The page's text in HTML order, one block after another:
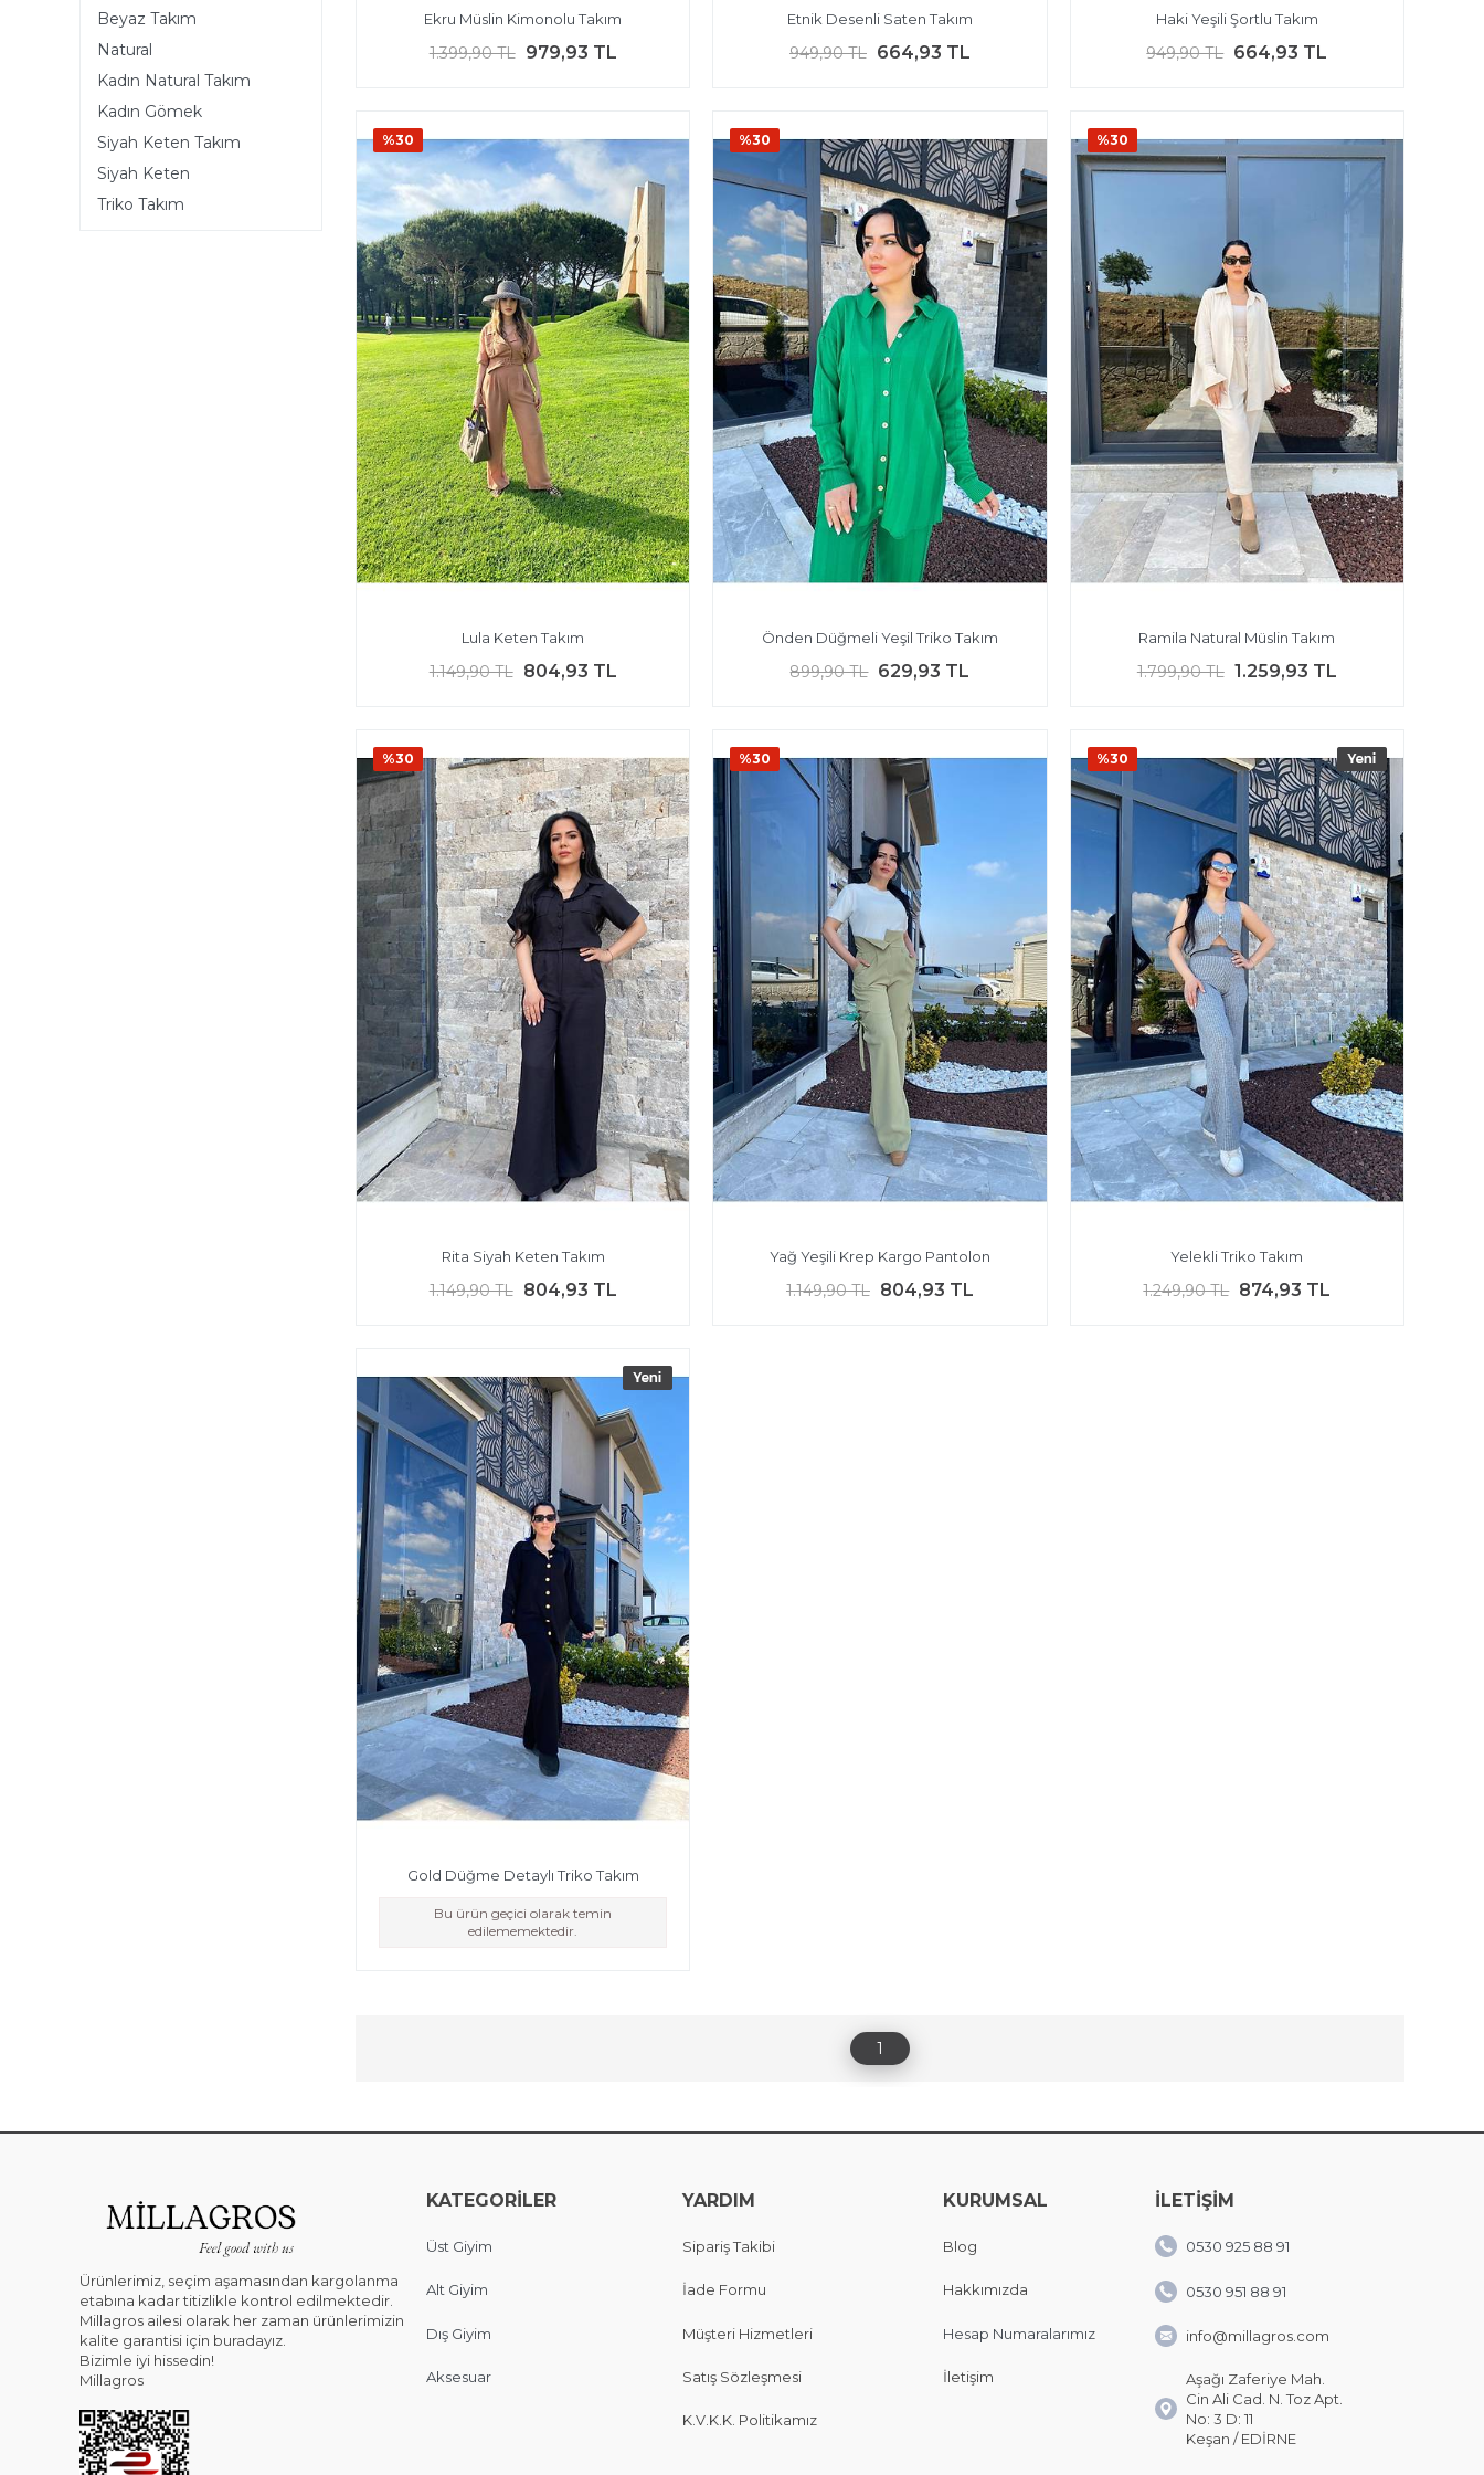
Beyaz Takım
Natural
Kadın Natural Takım
Kadın Gömek
Siyah Keten Takım
Siyah Keten
Triko Takım
Ekru Müslin Kimonolu Takım
1.399,90 TL 979,93 TL
Etnik Desenli Saten Takım
949,90 TL 664,93 TL
Haki Yeşili Şortlu Takım
949,90 TL 664,93 TL
%30
Lula Keten Takım
1.149,90 TL 804,93 TL
%30
Önden Düğmeli Yeşil Triko Takım
899,90 TL 629,93 TL
%30
Ramila Natural Müslin Takım
1.799,90 TL 1.259,93 TL
%30
Rita Siyah Keten Takım
1.149,90 TL 804,93 TL
%30
Yağ Yeşili Krep Kargo Pantolon
1.149,90 TL 804,93 TL
%30
Yelekli Triko Takım
1.249,90 TL 874,93 TL
Gold Düğme Detaylı Triko Takım
Bu ürün geçici olarak temin
edilememektedir.
1
Ürünlerimiz, seçim aşamasından kargolanma
etabına kadar titizlikle kontrol edilmektedir.
Millagros ailesi olarak her zaman ürünlerimizin
kalite garantisi için buradayız.
Bizimle iyi hissedin!
Millagros
KATEGORİLER
Üst Giyim
Alt Giyim
Dış Giyim
Aksesuar
YARDIM
Sipariş Takibi
İade Formu
Müşteri Hizmetleri
Satış Sözleşmesi
K.V.K.K. Politikamız
KURUMSAL
Blog
Hakkımızda
Hesap Numaralarımız
İletişim
İLETİŞİM
0530 925 88 91
0530 951 88 91
info@millagros.com
Aşağı Zaferiye Mah.
Cin Ali Cad. N. Toz Apt.
No: 3 D: 11
Keşan / EDİRNE